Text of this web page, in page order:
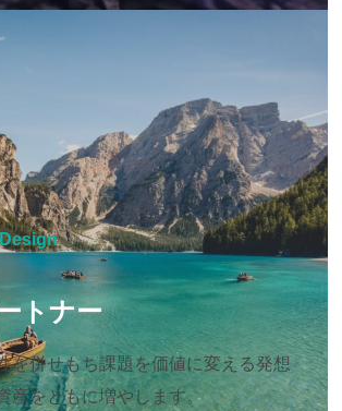
トナー
を併せもち課題を価値に変える発想
産をともに増やします。